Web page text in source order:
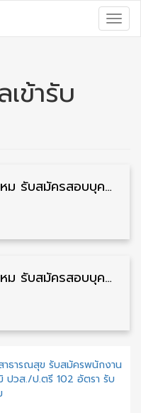
ข้ารับ
สำนักงานปลัดกระทรวงกลาโหม รับสมัครสอบบุคคลเข้ารับราชการ วุฒิ ม.3/ม.6/ปวช./ปวส./ป.ตรี ชาย/หญิง 49 อัตรา รับสมัคร 9 มีนาคม – 19 เมษายน
สำนักงานปลัดกระทรวงกลาโหม รับสมัครสอบบุคคลเข้ารับราชการ ชาย/หญิง หลายวุฒิ 49 อัตรา รับสมัครตั้งแต่บัดนี้ – 20 เมษายน
าธารณสุข รับสมัครพนักงาน
ปวส./ป.ตรี 102 อัตรา รับ